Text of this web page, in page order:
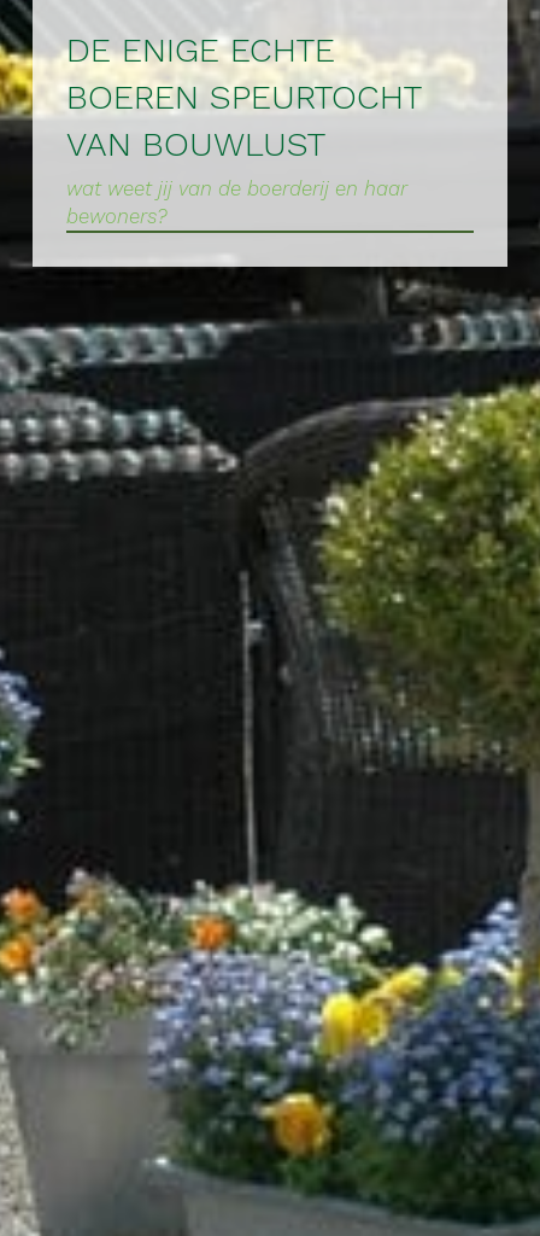
DE ENIGE ECHTE
BOEREN SPEURTOCHT
VAN BOUWLUST
wat weet jij van de boerderij en haar
bewoners?